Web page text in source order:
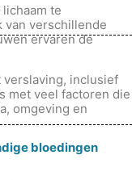
te
van verschillende
ervaren de
verslaving, inclusief
met veel factoren die
omgeving en
bloedingen